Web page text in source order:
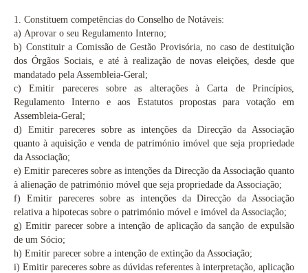
1.
Constituem competências do Conselho de Notáveis:
a) Aprovar o seu Regulamento Interno;
b) Constituir a Comissão de Gestão Provisória, no caso de destituição
dos Órgãos Sociais, e até à realização de novas eleições, desde que
mandatado pela Assembleia-Geral;
c)
Emitir pareceres sobre as alterações à Carta de Princípios,
Regulamento Interno e aos Estatutos propostas para votação em
Assembleia-Geral;
d) Emitir pareceres sobre as intenções da Direcção da Associação
quanto à aquisição e venda de património imóvel que seja propriedade
da Associação;
e) Emitir pareceres sobre as intenções da Direcção da Associação quanto
à alienação de património móvel que seja propriedade da Associação;
f)
Emitir pareceres sobre as intenções da Direcção da Associação
relativa a hipotecas sobre o património móvel e imóvel da Associação;
g) Emitir parecer sobre a intenção de aplicação da sanção de expulsão
de um Sócio;
h) Emitir parecer sobre a intenção de extinção da Associação;
i) Emitir pareceres sobre as dúvidas referentes à interpretação, aplicação